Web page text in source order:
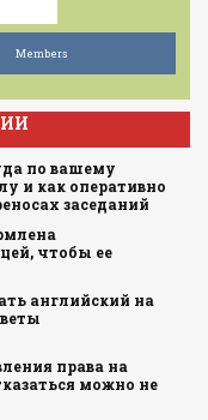
Members
по вашему
и как оперативно
заседаний
чтобы ее
английский на
права на
можно не